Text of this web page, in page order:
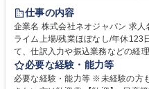
未経験者歓迎
完全週休2日制
交通費支給
寮・社宅あり
仕事の内容
企業名 株式会社ネオジャパン 求人名 未経験歓迎【経理/みなとみらい】プ
ライム上場/残業ほぼなし/年休123日 仕事の内容 経理部門メンバーとし
て、仕訳入力や振込業務などの経
力・確認業務からスタートし、既
階的に経理知識を身につけていただきます。 【具体的に
必要な経験・能力等
必要な経験・能力等 ※未経験の方